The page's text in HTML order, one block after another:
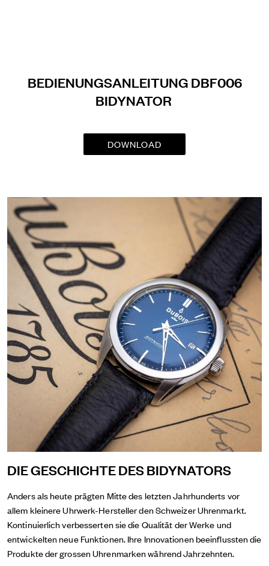
BEDIENUNGSANLEITUNG DBF006
BIDYNATOR
DOWNLOAD
DIE GESCHICHTE DES BIDYNATORS
Anders als heute prägten Mitte des letzten Jahrhunderts vor
allem kleinere Uhrwerk-Hersteller den Schweizer Uhrenmarkt.
Kontinuierlich verbesserten sie die Qualität der Werke und
entwickelten neue Funktionen. Ihre Innovationen beeinflussten die
Produkte der grossen Uhrenmarken während Jahrzehnten.